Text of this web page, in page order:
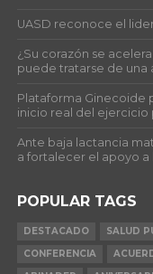
UASD reconoce el
¿Su corazón se
puede tratarse de una
Plataforma Ginecoide
inicio real del ejercicio
Ante baja lactancia
a fortalecer el apoyo a
POPULAR TAGS
DESTACADO SALUD
CONFERENCIA